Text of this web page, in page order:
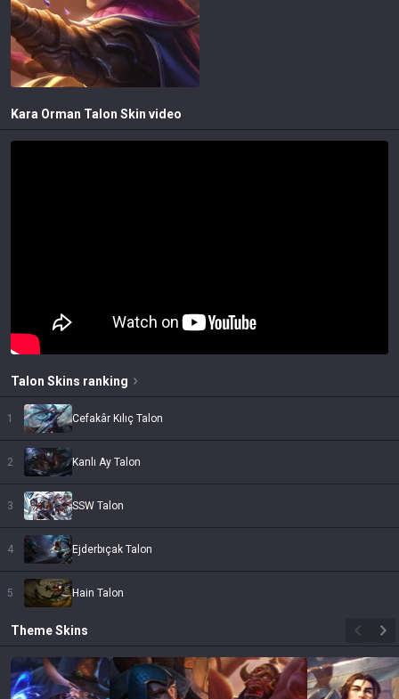
Kara Orman Talon Skin video
Talon Skins ranking
1 Cefakâr Kılıç Talon
2 Kanlı Ay Talon
3 SSW Talon
4 Ejderbıçak Talon
5 Hain Talon
ThemeSkins